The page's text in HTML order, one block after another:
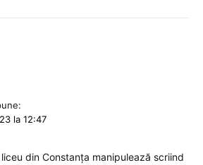
la 12:47
din Constanța manipulează scriind